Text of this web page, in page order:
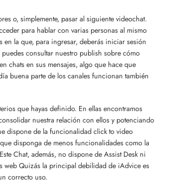
o, simplemente, pasar al siguiente videochat.
para hablar con varias personas al mismo
en la que, para ingresar, deberás iniciar sesión
consultar nuestro publish sobre cómo
chats en sus mensajes, algo que hace que
buena parte de los canales funcionan también
que hayas definido. En ellas encontramos
nuestra relación con ellos y potenciando
dispone de la funcionalidad click to video
disponga de menos funcionalidades como la
Chat, además, no dispone de Assist Desk ni
web Quizás la principal debilidad de iAdvice es
correcto uso.